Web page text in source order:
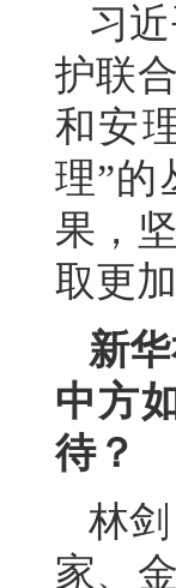
习
护联
和安
理”的
果，
取更
新
中方
待？
林
家、